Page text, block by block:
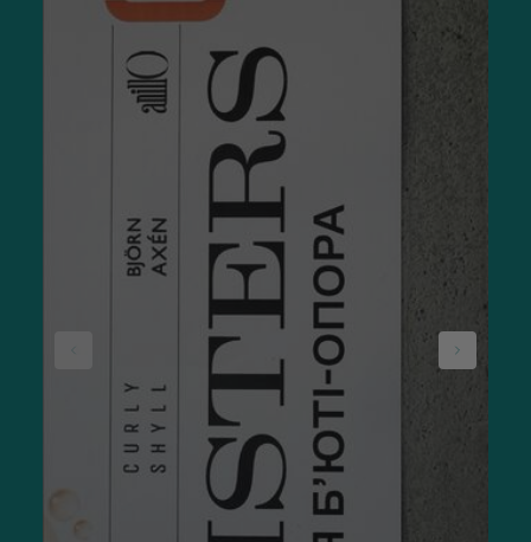
волос в интернет-магазине
продукцию безупречного европейского качества;
широкийассортимент профессиональных средств;
легкий выбор в режиме онлайн по описаниям
постоянное наличие товара;
по всей Украине.
Профессиональная косметика для волос для
мужчин: правила применения
Различные виды профессиональной мужской косметики
используются по-разному, в зависимости от консистенции и
направления действия каждого средства. Так, крем или
мусс наносится на влажные пряди. Масло для интенсивного
увлажнения и устранения сухости на кончиках волос можно
использовать на подсушенных волосах. Сыворотки,
активные концентраты со стемоксидином и другими
стимуляторами роста распыляются по проборам, бережно
втираются в кожу головы. Все эти средства не
требуют смывания.
Широкий выбор мужской косметики